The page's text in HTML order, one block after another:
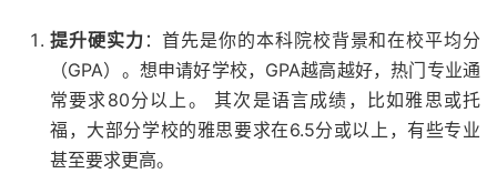
提升硬实力 ：首先是你的本科院校背景和在校平均分
（GPA）。想申请好学校，GPA越高越好，热门专业通
常要求80分以上。 其次是语言成绩，比如雅思或托
福，大部分学校的雅思要求在6.5分或以上，有些专业
甚至要求更高。